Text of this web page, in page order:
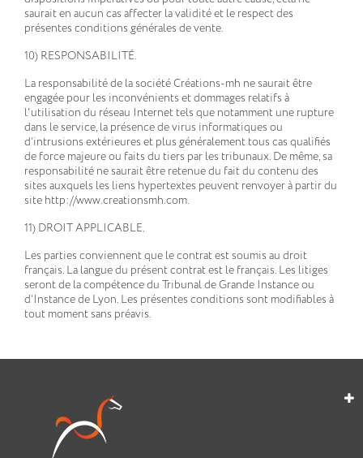
saurait en aucun cas affecter la validité et le respect des
présentes conditions générales de vente.
10) RESPONSABILITÉ.
La responsabilité de la société Créations-mh ne saurait être
engagée pour les inconvénients et dommages relatifs à
l'utilisation du réseau Internet tels que notamment une rupture
dans le service, la présence de virus informatiques ou
d’intrusions extérieures et plus généralement tous cas qualifiés
de force majeure ou faits du tiers par les tribunaux. De même, sa
responsabilité ne saurait être retenue du fait du contenu des
sites auxquels les liens hypertextes peuvent renvoyer à partir du
site http://www.creationsmh.com.
11) DROIT APPLICABLE.
Les parties conviennent que le contrat est soumis au droit
français. La langue du présent contrat est le français. Les litiges
seront de la compétence du Tribunal de Grande Instance ou
d’Instance de Lyon. Les présentes conditions sont modifiables à
tout moment sans préavis.